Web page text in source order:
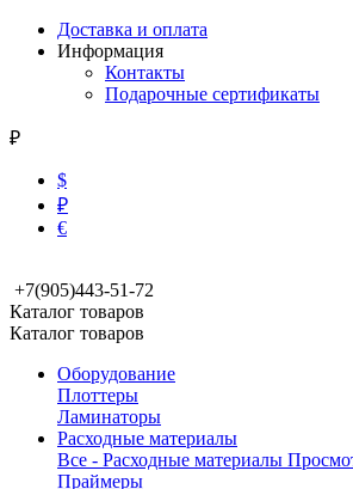
Доставка и оплата
Информация
Контакты
Подарочные сертификаты
₽
$
₽
€
+7(905)443-51-72
Каталог товаров
Каталог товаров
Оборудование
Плоттеры
Ламинаторы
Расходные материалы
Все - Расходные материалы
Праймеры